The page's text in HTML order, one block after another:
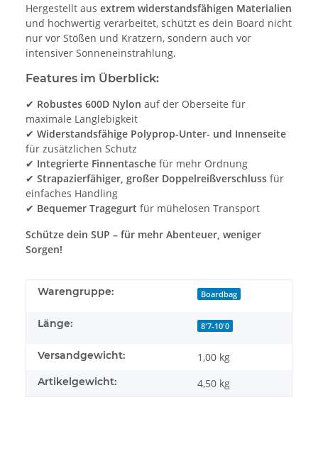
Hergestellt aus extrem widerstandsfähigen Materialien
und hochwertig verarbeitet, schützt es dein Board nicht
nur vor Stößen und Kratzern, sondern auch vor
intensiver Sonneneinstrahlung.
Features im Überblick:
✔ Robustes 600D Nylon auf der Oberseite für
maximale Langlebigkeit
✔ Widerstandsfähige Polyprop-Unter- und Innenseite
für zusätzlichen Schutz
✔ Integrierte Finnentasche für mehr Ordnung
✔ Strapazierfähiger, großer Doppelreißverschluss für
einfaches Handling
✔ Bequemer Tragegurt für mühelosen Transport
Schütze dein SUP – für mehr Abenteuer, weniger
Sorgen!
Warengruppe: Boardbag
Länge: 8'7-10'0
Versandgewicht: 1,00 kg
Artikelgewicht: 4,50 kg